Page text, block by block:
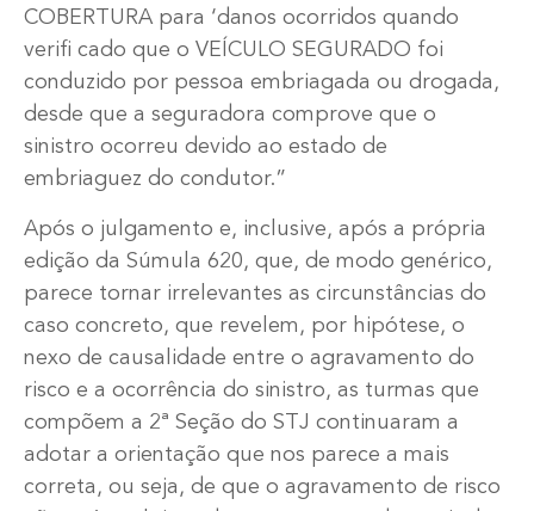
COBERTURA para ‘danos ocorridos quando
verifi cado que o VEÍCULO SEGURADO foi
conduzido por pessoa embriagada ou drogada,
desde que a seguradora comprove que o
sinistro ocorreu devido ao estado de
embriaguez do condutor.”
Após o julgamento e, inclusive, após a própria
edição da Súmula 620, que, de modo genérico,
parece tornar irrelevantes as circunstâncias do
caso concreto, que revelem, por hipótese, o
nexo de causalidade entre o agravamento do
risco e a ocorrência do sinistro, as turmas que
compõem a 2ª Seção do STJ continuaram a
adotar a orientação que nos parece a mais
correta, ou seja, de que o agravamento de risco